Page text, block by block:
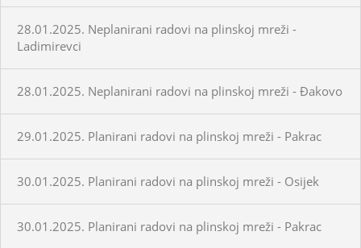
28.01.2025. Neplanirani radovi na plinskoj mreži -
Ladimirevci
28.01.2025. Neplanirani radovi na plinskoj mreži - Đakovo
29.01.2025. Planirani radovi na plinskoj mreži - Pakrac
30.01.2025. Planirani radovi na plinskoj mreži - Osijek
30.01.2025. Planirani radovi na plinskoj mreži - Pakrac